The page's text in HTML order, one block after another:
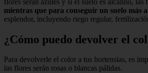
mientras que para conseguir un suelo más
esplendor, incluyendo riego regular,
¿Cómo puedo devolver el
Para devolverle el color a tus hortensias, es
las flores serán rosas o blancas pálidas.